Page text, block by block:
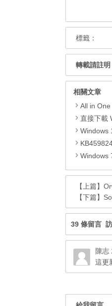
標籤：
轉載請註明
相關文章
All in One
直接下載
Windows
KB4598242、2021 年
Windows 7
【上篇】
【下篇】
39 條留言
陳志
這更